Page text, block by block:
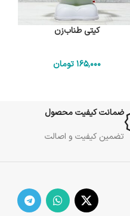
کیتی طناب‌زن
165٬000 تومان
ضمانت کیفیت محصول
تضمین کیفیت و اصالت